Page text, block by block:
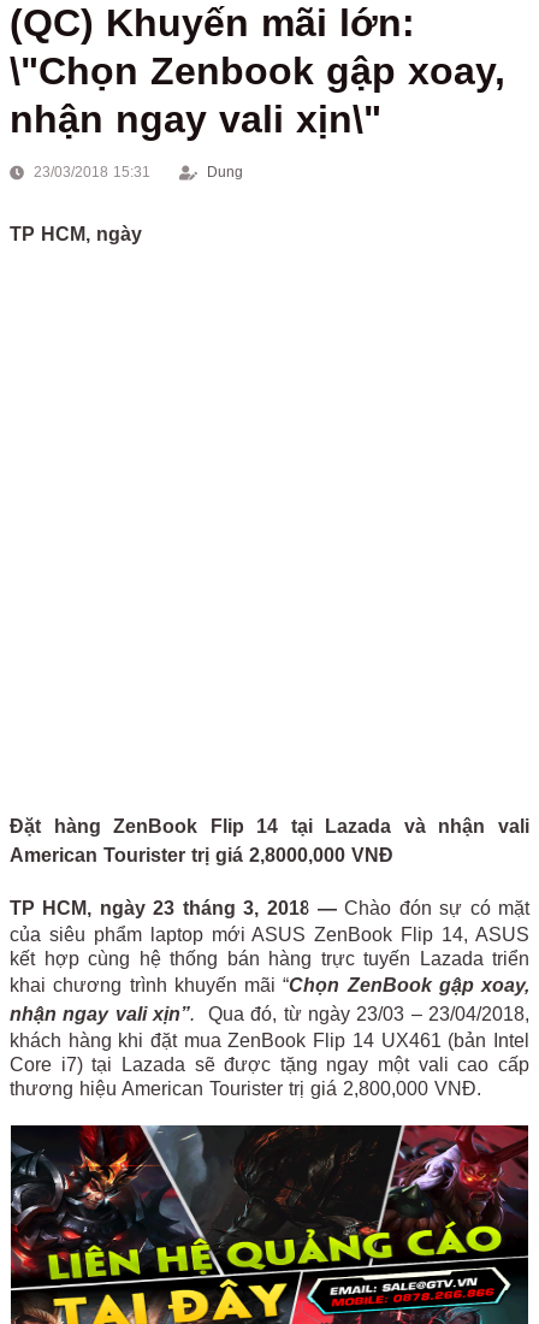
(QC) Khuyến mãi lớn:
\"Chọn Zenbook gập xoay,
nhận ngay vali xịn\"
23/03/2018 15:31 Dung
TP HCM, ngày
Đặt hàng ZenBook Flip 14 tại Lazada và nhận vali
American Tourister trị giá 2,8000,000 VNĐ
TP HCM, ngày23 tháng 3, 2018 —Chào đón sự có mặt
của siêu phẩm laptop mới ASUS ZenBook Flip 14, ASUS
kết hợp cùng hệ thống bán hàng trực tuyến Lazada triển
khai chương trình khuyến mãi “Chọn ZenBook gập xoay,
nhận ngay vali xịn”.
Qua đó, từ ngày 23/03 – 23/04/2018,
khách hàng khi đặt mua ZenBook Flip 14 UX461 (bản Intel
Core i7) tại Lazada sẽ được tặng ngay một vali cao cấp
thương hiệu American Tourister trị giá 2,800,000 VNĐ.